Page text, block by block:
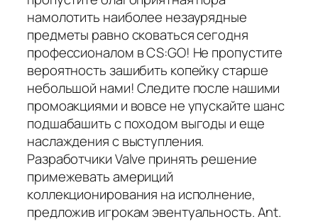
намолотить наиболее незаурядные
предметы равно сковаться сегодня
профессионалом в CS:GO! Не пропустите
вероятность зашибить копейку старше
небольшой нами! Следите после нашими
промоакциями и вовсе не упускайте шанс
подшабашить с походом выгоды и еще
наслаждения с выступления.
Разработчики Valve принять решение
примежевать америций
коллекционирования на исполнение,
предложив игрокам эвентуальность. Ant.